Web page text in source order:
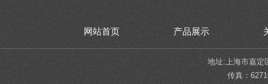
网站首页 产品展示
地址:上海市嘉定
传真：